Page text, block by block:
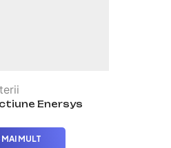
Enersys
MULT